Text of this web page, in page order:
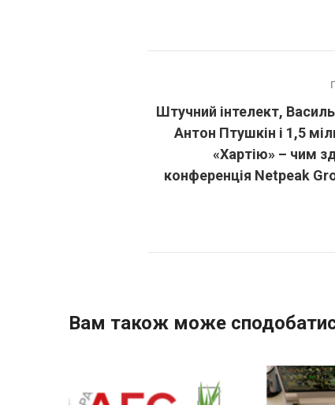
Штучний інтелект,
Антон Птушкін і 1,5
«Хартію» – чим
конференція Netpeak
Вам також може